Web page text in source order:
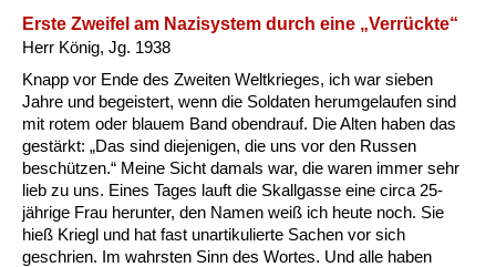
Wohnen
Erste Zweifel am Nazisystem durch eine „Verrückte“
Herr König, Jg. 1938
Knapp vor Ende des Zweiten Weltkrieges, ich war sieben
Jahre und begeistert, wenn die Soldaten herumgelaufen sind
mit rotem oder blauem Band obendrauf. Die Alten haben das
gestärkt: „Das sind diejenigen, die uns vor den Russen
beschützen.“ Meine Sicht damals war, die waren immer sehr
lieb zu uns. Eines Tages lauft die Skallgasse eine circa 25-
jährige Frau herunter, den Namen weiß ich heute noch. Sie
hieß Kriegl und hat fast unartikulierte Sachen vor sich
geschrien. Im wahrsten Sinn des Wortes. Und alle haben